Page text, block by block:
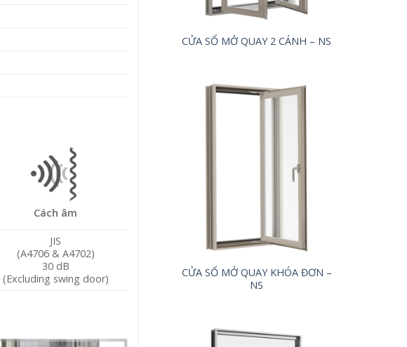
Cách âm
JIS
(A4706 & A4702)
30 dB
(Excluding swing door)
CỬA SỔ MỞ QUAY 2 CÁNH – NS
CỬA SỔ MỞ QUAY KHÓA ĐƠN –
NS